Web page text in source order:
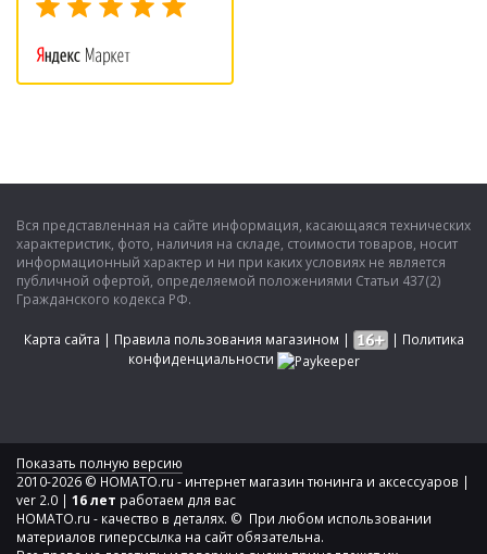
Вся представленная на сайте информация, касающаяся технических
характеристик, фото, наличия на складе, стоимости товаров, носит
информационный характер и ни при каких условиях не является
публичной офертой, определяемой положениями Статьи 437(2)
Гражданского кодекса РФ.
Карта сайта | Правила пользования магазином | | Политика
конфиденциальности
Показать полную версию
2010-2026 © HOMATO.ru - интернет магазин тюнинга и аксессуаров |
ver 2.0 | 16 лет работаем для вас
HOMATO.ru - качество в деталях. © При любом использовании
материалов гиперссылка на сайт обязательна.